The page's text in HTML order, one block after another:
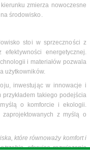
zmierza nowoczesne
środowisko.
stoi w sprzeczności z
energetycznej.
i materiałów pozwala
użytkowników.
inwestując w innowacje i
takiego podejścia
o komforcie i ekologii.
z myślą o
które równoważy komfort i
oferując rozwiązania
i elastyczne